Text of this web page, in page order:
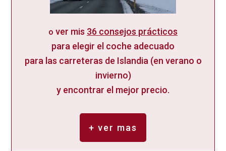
o ver mis 36 consejos prácticos
para elegir el coche adecuado
para las carreteras de Islandia (en verano o
invierno)
y encontrar el mejor precio.
+ ver mas